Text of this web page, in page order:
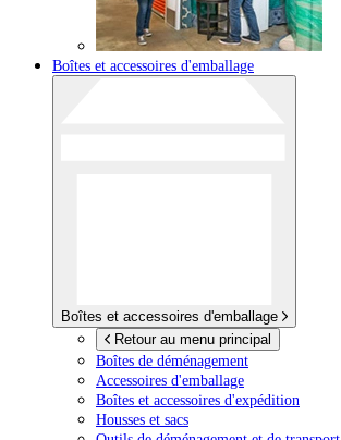
Boîtes et accessoires d'emballage
Boîtes et accessoires d'emballage
Retour au menu principal
Boîtes de déménagement
Accessoires d'emballage
Boîtes et accessoires d'expédition
Housses et sacs